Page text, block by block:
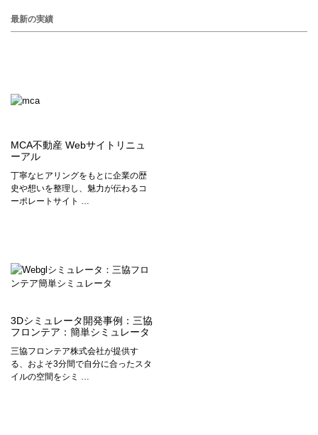
最新の実績
MCA不動産 Webサイトリニュ
ーアル
丁寧なヒアリングをもとに企業の歴
史や想いを整理し、魅力が伝わるコ
ーポレートサイト …
3Dシミュレータ開発事例：三協
フロンテア：簡単シミュレータ
三協フロンテア株式会社が提供す
る、およそ3分間で自分に合ったスタ
イルの空間をシミ …